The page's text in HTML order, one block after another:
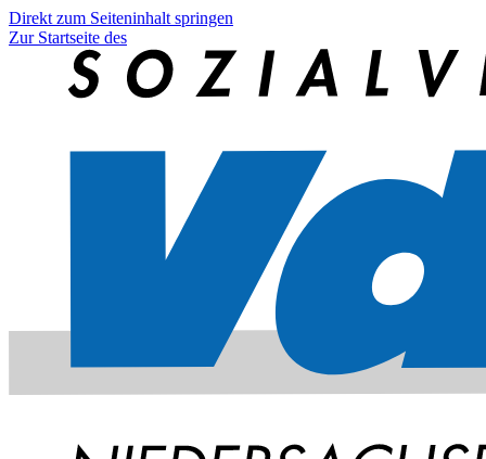
Direkt zum Seiteninhalt springen
Zur Startseite des